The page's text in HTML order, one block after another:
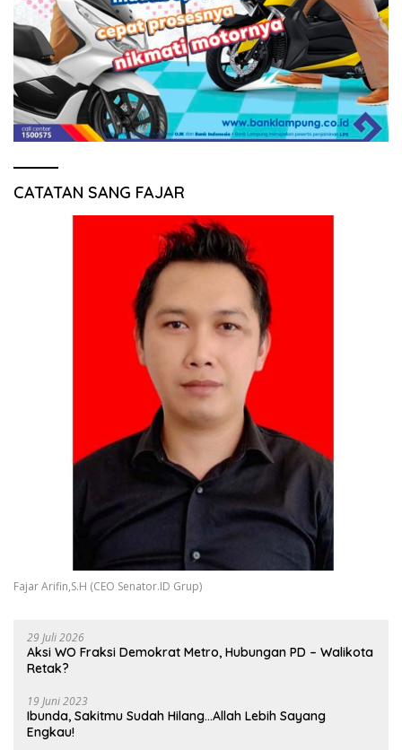
CATATAN SANG FAJAR
Fajar Arifin,S.H (CEO Senator.ID Grup)
29 Juli 2026
Aksi WO Fraksi Demokrat Metro, Hubungan PD – Walikota
Retak?
19 Juni 2023
Ibunda, Sakitmu Sudah Hilang…Allah Lebih Sayang
Engkau!